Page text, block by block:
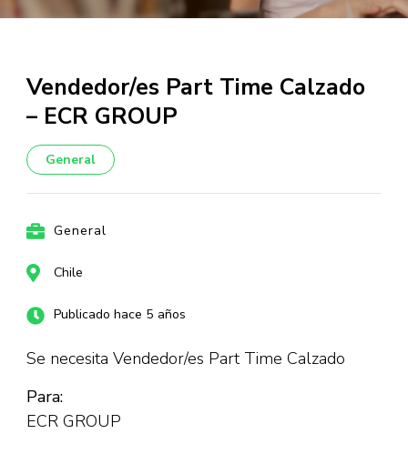
Vendedor/es Part Time Calzado
– ECR GROUP
General
General
Chile
Publicado hace 5 años
Se necesita Vendedor/es Part Time Calzado
Para:
ECR GROUP